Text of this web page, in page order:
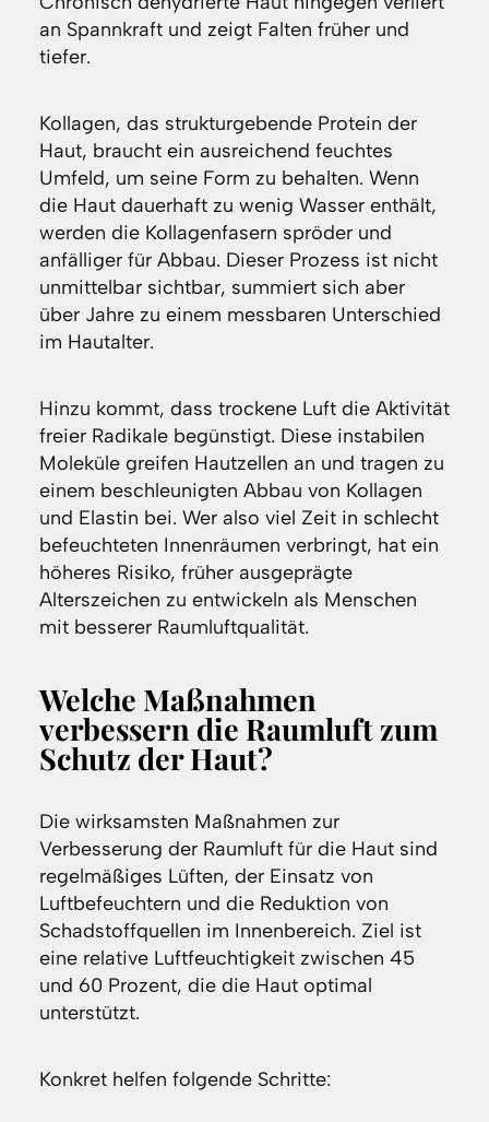
an Spannkraft und zeigt Falten früher und
tiefer.
Kollagen, das strukturgebende Protein der
Haut, braucht ein ausreichend feuchtes
Umfeld, um seine Form zu behalten. Wenn
die Haut dauerhaft zu wenig Wasser enthält,
werden die Kollagenfasern spröder und
anfälliger für Abbau. Dieser Prozess ist nicht
unmittelbar sichtbar, summiert sich aber
über Jahre zu einem messbaren Unterschied
im Hautalter.
Hinzu kommt, dass trockene Luft die Aktivität
freier Radikale begünstigt. Diese instabilen
Moleküle greifen Hautzellen an und tragen zu
einem beschleunigten Abbau von Kollagen
und Elastin bei. Wer also viel Zeit in schlecht
befeuchteten Innenräumen verbringt, hat ein
höheres Risiko, früher ausgeprägte
Alterszeichen zu entwickeln als Menschen
mit besserer Raumluftqualität.
Welche Maßnahmen
verbessern die Raumluft zum
Schutz der Haut?
Die wirksamsten Maßnahmen zur
Verbesserung der Raumluft für die Haut sind
regelmäßiges Lüften, der Einsatz von
Luftbefeuchtern und die Reduktion von
Schadstoffquellen im Innenbereich. Ziel ist
eine relative Luftfeuchtigkeit zwischen 45
und 60 Prozent, die die Haut optimal
unterstützt.
Konkret helfen folgende Schritte: